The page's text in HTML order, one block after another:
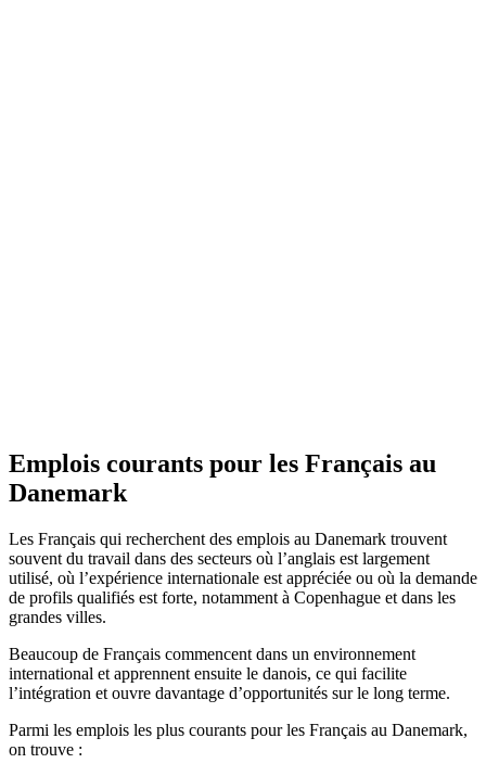
Emplois courants pour les Français au
Danemark
Les Français qui recherchent des emplois au Danemark trouvent
souvent du travail dans des secteurs où l’anglais est largement
utilisé, où l’expérience internationale est appréciée ou où la demande
de profils qualifiés est forte, notamment à Copenhague et dans les
grandes villes.
Beaucoup de Français commencent dans un environnement
international et apprennent ensuite le danois, ce qui facilite
l’intégration et ouvre davantage d’opportunités sur le long terme.
Parmi les emplois les plus courants pour les Français au Danemark,
on trouve :